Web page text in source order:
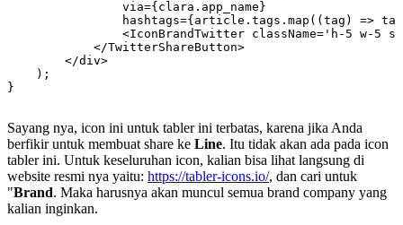
                via={clara.app_name}
hashtags={article.tags.map((tag) =>
<IconBrandTwitter className='h-5 w-5
            </TwitterShareButton>
        </div>
    );
Sayang nya, icon ini untuk tabler ini terbatas, karena jika Anda
berfikir untuk membuat share ke Line. Itu tidak akan ada pada icon
tabler ini. Untuk keseluruhan icon, kalian bisa lihat langsung di
website resmi nya yaitu: https://tabler-icons.io/, dan cari untuk
"Brand. Maka harusnya akan muncul semua brand company yang
kalian inginkan.